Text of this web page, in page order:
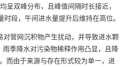
呈双峰分布，且峰值间隔时长接近，
段，午间进水量提升后维持在高位。
对管网沉积物产生扰动，并导致进水颗
季降水对污染物稀释作用凸显，且降
而由于来源与存在形式较为单一，进